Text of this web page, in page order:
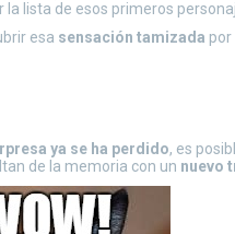
lista de esos primeros
esa sensación tamizada por
ya se ha perdido, es
de la memoria con un nuevo